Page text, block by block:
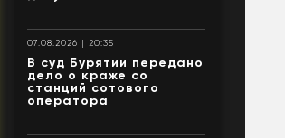
07.08.2026 | 20:35
В суд Бурятии передано
дело о краже со
станций сотового
оператора